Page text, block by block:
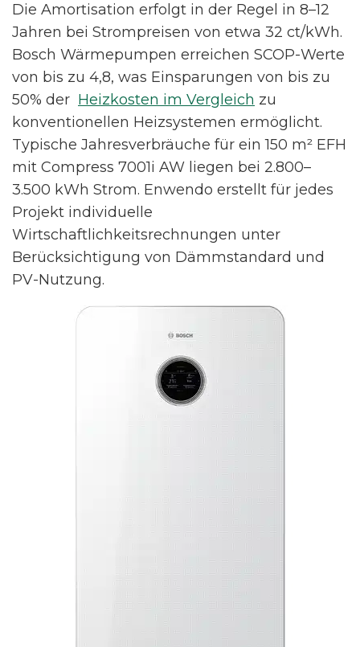
Die Amortisation erfolgt in der Regel in 8–12
Jahren bei Strompreisen von etwa 32 ct/kWh.
Bosch Wärmepumpen erreichen SCOP-Werte
von bis zu 4,8, was Einsparungen von bis zu
50% der Heizkosten im Vergleich zu
konventionellen Heizsystemen ermöglicht.
Typische Jahresverbräuche für ein 150 m² EFH
mit Compress 7001i AW liegen bei 2.800–
3.500 kWh Strom. Enwendo erstellt für jedes
Projekt individuelle
Wirtschaftlichkeitsrechnungen unter
Berücksichtigung von Dämmstandard und
PV-Nutzung.